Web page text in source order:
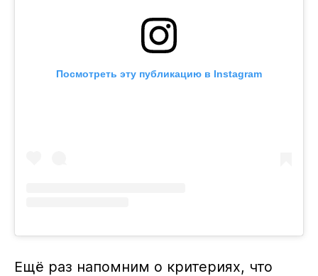
Посмотреть эту публикацию в Instagram
Ещё раз напомним о критериях, что